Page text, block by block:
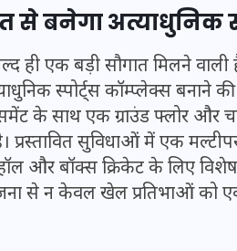
से बनेगा अत्याधुनिक
एक बड़ी सौगात मिलने वाली
स्पोर्ट्स कॉम्प्लेक्स बनाने की
के साथ एक ग्राउंड फ्लोर और
प्रस्तावित सुविधाओं में एक
और बॉक्स क्रिकेट के लिए
से न केवल खेल प्रतिभाओं को एक
UPSSSC
2025:
पर बंपर
जानें कब